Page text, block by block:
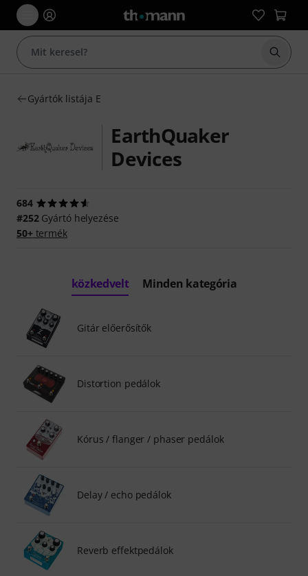
Gyártók listája E
EarthQuaker
Devices
684
#252Gyártó helyezése
50+termék
közkedvelt Minden kategória
Gitár előerősítők
Distortion pedálok
Kórus / flanger / phaser pedálok
Delay / echo pedálok
Reverb effektpedálok